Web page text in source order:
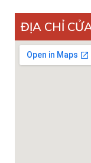
ĐỊA CHỈ